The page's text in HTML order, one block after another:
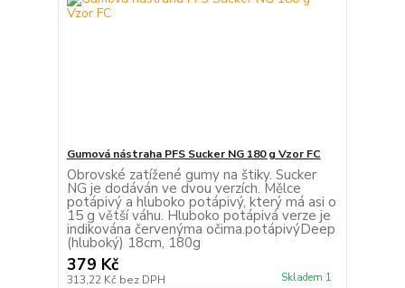
Gumová nástraha PFS Sucker NG 180 g Vzor FC
Obrovské zatížené gumy na štiky. Sucker
NG je dodáván ve dvou verzích. Mělce
potápivý a hluboko potápivý, který má asi o
15 g větší váhu. Hluboko potápivá verze je
indikována červenýma očima.potápivýDeep
(hluboký) 18cm, 180g
379 Kč
313,22 Kč bez DPH Skladem 1